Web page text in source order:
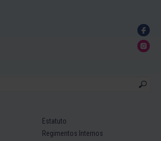
de ferramentas
Estatuto
Regimentos Internos